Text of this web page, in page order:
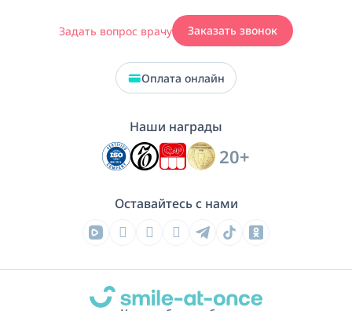
Задать вопрос врачу Заказать звонок
Оплата онлайн
Наши награды
20+
Оставайтесь с нами